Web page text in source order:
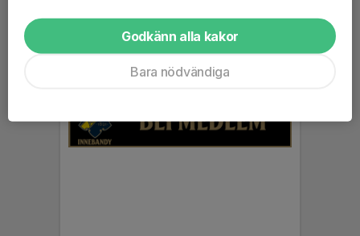
Godkänn alla kakor
Bara nödvändiga